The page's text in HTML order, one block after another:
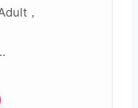
，